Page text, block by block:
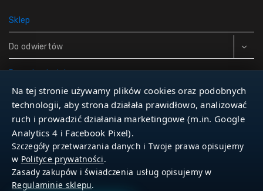
Sklep
Do odwiertów
Rury do studni
Zbiorniki hydroforowe
Narzędzia
© 2026 Dla Studniarza
Na tej stronie używamy plików cookies oraz podobnych
technologii, aby strona działała prawidłowo, analizować
ruch i prowadzić działania marketingowe (m.in. Google
Analytics 4 i Facebook Pixel).
Szczegóły przetwarzania danych i Twoje prawa opisujemy
w Polityce prywatności.
Zasady zakupów i świadczenia usług opisujemy w
Regulaminie sklepu.